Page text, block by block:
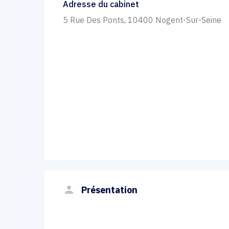
Adresse du cabinet
5 Rue Des Ponts, 10400 Nogent-Sur-Seine
person Présentation